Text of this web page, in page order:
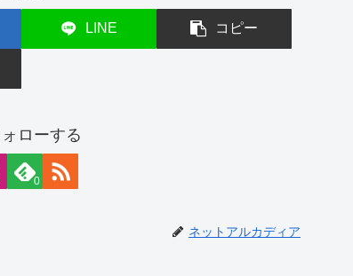
LINE コピー
ローする
0
ネットアルカディア